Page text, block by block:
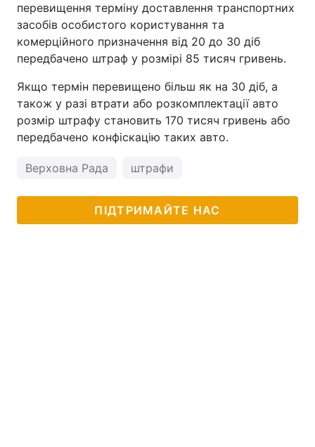
перевищення терміну доставлення транспортних
засобів особистого користування та
комерційного призначення від 20 до 30 діб
передбачено штраф у розмірі 85 тисяч гривень.
Якщо термін перевищено більш як на 30 діб, а
також у разі втрати або розкомплектації авто
розмір штрафу становить 170 тисяч гривень або
передбачено конфіскацію таких авто.
Верховна Рада штрафи
ПІДТРИМАЙТЕ НАС